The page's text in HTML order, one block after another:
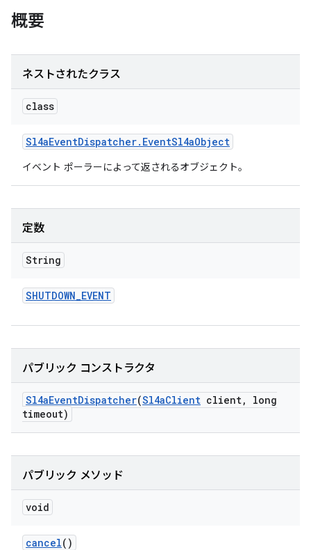
概要
ネストされたクラス
class
Sl4aEventDispatcher. EventSl4aObject
イベント ポーラーによって返されるオブジェクト。
定数
String
SHUTDOWN_EVENT
パブリック コンストラクタ
Sl4aEventDispatcher(Sl4aClient client,
long
timeout)
パブリック メソッド
void
cancel()